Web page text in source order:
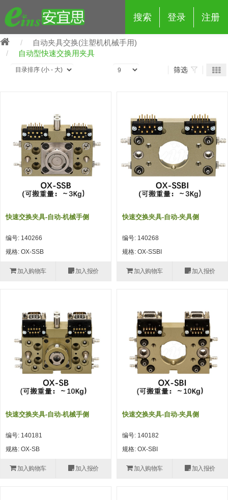
搜索 登录 注册
自动夹具交换(注塑机机械手用)
自动型快速交换用夹具
筛选
快速交换夹具-自动-机械手侧
编号: 140266
规格: OX-SSB
加入购物车 加入报价
快速交换夹具-自动-夹具侧
编号: 140268
规格: OX-SSBI
加入购物车 加入报价
快速交换夹具-自动-机械手侧
编号: 140181
规格: OX-SB
加入购物车 加入报价
快速交换夹具-自动-夹具侧
编号: 140182
规格: OX-SBI
加入购物车 加入报价
夹具交换 (210)
抓取 (264)
吸着 (519)
剪切 (171)
框架・模组 (427)
配管部品・传感器 (188)
轻量化·树脂部品 (18)
自动化 (2)
夹具交换
手动夹具交换 (15)
自动交换系统 (14)
自动夹具交换(注塑机机械手用)
(41)
手动夹具交换
手动型快速交换用夹具 (15)
自动交换系统
自动交换系统 (14)
自动夹具交换(注塑机机械手用)
器人用) (34)
微型·矩形·管型气缸 (55)
气缸配件 (55)
机能夹具 (143)
微型·矩形·管型气缸
微型气缸 (33)
矩形气缸 (19)
气缸配件
吸盘 (356)
吸着金具 (120)
其他真空配件 (42)
吸盘
吸盘(嵌入式) (52)
吸盘(螺丝固定式) (6)
吸盘(自由式&十字&蛇纹) (17)
吸盘(TR&TRN) (63)
吸盘(附海绵) (10)
吸盘(附EP海绵) (6)
吸盘用配件(EP海绵、静电消除片)
(12)
特殊吸盘(薄钢板可用) (8)
带金具吸盘(长圆式) (16)
带金具吸盘(波纹管式1.5段) (19)
带金具吸盘(波纹管式2.5段) (20)
吸盘(薄钢板用) (7)
交换用吸盘 (85)
吸着金具
吸着金具(细微型、微型) (30)
吸着金具(小型) (25)
防转式金具(细微型、微型、小型)
(26)
其他真空配件
吸盘套吸盘 (18)
剪切
钢管系列SUS钢管 (0)
钢管端盖，钢管切割器，夹持器
型材系列・立体框架SUS
立体框架铝型材 (9)
标准夹具